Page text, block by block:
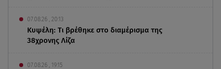
07.08.26 , 20:13
Κυψέλη: Tι βρέθηκε στο διαμέρισμα της
38χρονης Λίζα
07.08.26 , 19:15